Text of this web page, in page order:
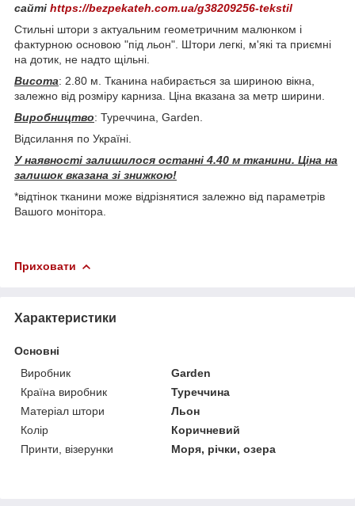
сайті https://bezpekateh.com.ua/g38209256-tekstil
Стильні штори з актуальним геометричним малюнком і
фактурною основою "під льон". Штори легкі, м'які та приємні
на дотик, не надто щільні.
Висота: 2.80 м. Тканина набирається за шириною вікна,
залежно від розміру карниза. Ціна вказана за метр ширини.
Виробництво: Туреччина, Garden.
Відсилання по Україні.
У наявності залишилося останні 4.40 м тканини. Ціна на
залишок вказана зі знижкою!
*відтінок тканини може відрізнятися залежно від параметрів
Вашого монітора.
Приховати
Характеристики
Основні
Виробник
Garden
Країна виробник
Туреччина
Матеріал штори
Льон
Колір
Коричневий
Принти, візерунки
Моря, річки, озера